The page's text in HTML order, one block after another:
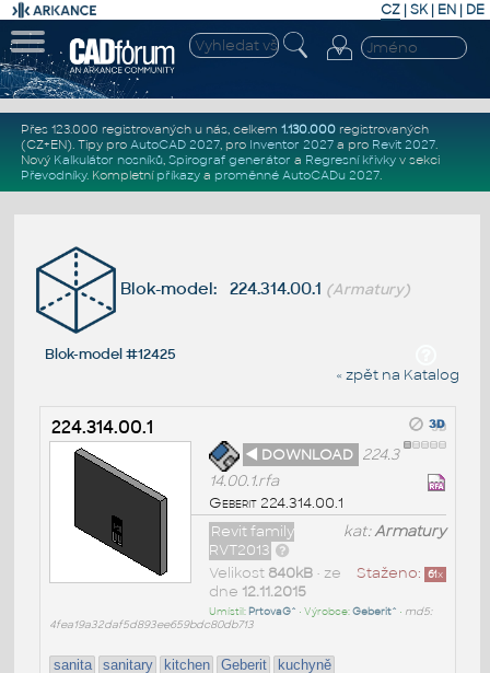
CZ | SK| EN | DE
Přes 123.000 registrovaných u nás, celkem 1.130.000registrovaných
(CZ+EN). Tipy pro AutoCAD 2027, pro Inventor 2027a pro Revit 2027.
Nový Kalkulátor nosníků, Spirograf generátor a Regresní křivkyv sekci
Převodníky. Kompletní příkazya proměnné AutoCADu 2027.
Blok-model: 224.314.00.1 (Armatury)
Blok-model #12425
« zpět na Katalog
224.314.00.1
◄ DOWNLOAD 224.3
14.00.1.rfa
Geberit 224.314.00.1
kat:Armatury
Revit family
RVT2013
Staženo: 61x
Velikost 840kB• ze
dne 12.11.2015
Umístil: PrtovaG^ • Výrobce:Geberit^ • md5:
4fea19a32daf5d893ee659bdc80db713
sanita sanitary kitchen Geberit kuchyně